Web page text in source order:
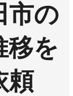
市の
移を
頼